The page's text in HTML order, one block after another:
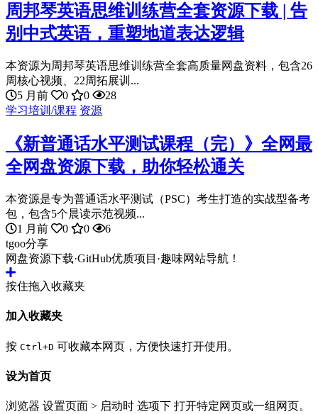
周邦琴英语思维训练营全套资源下载 | 告
别中式英语，重塑地道表达逻辑
本资源为周邦琴英语思维训练营全套高质量网盘资料，包含26
周核心视频、22周拓展训...
5 月前
0 0
28
学习培训/课程 资源
《新普通话水平测试课程（完）》全网最
全网盘资源下载，助你轻松通关
本资源是专为普通话水平测试（PSC）考生打造的实战型备考
包，包含5个晨读示范视频...
1 月前
0 0
6
tgoo分享
网盘资源下载·GitHub优质项目·趣味网站导航！
按住拖入收藏夹
加入收藏夹
按 Ctrl+D 可收藏本网页，方便快速打开使用。
设为首页
浏览器 设置页面 > 启动时 选项下 打开特定网页或一组网页。